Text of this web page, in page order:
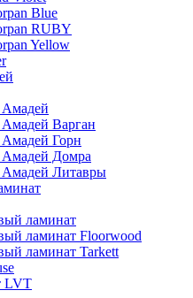
Blue
RUBY
Yellow
Варган
Горн
Домра
Литавры
ламинат
ламинат Floorwood
ламинат Tarkett
LVT